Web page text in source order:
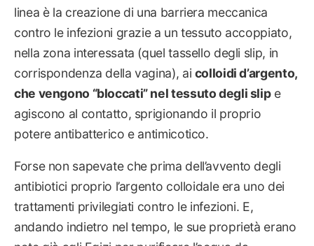
linea è la creazione di una barriera meccanica
contro le infezioni grazie a un tessuto accoppiato,
nella zona interessata (quel tassello degli slip, in
corrispondenza della vagina), ai colloidi d’argento,
che vengono “bloccati” nel tessuto degli slipe
agiscono al contatto, sprigionando il proprio
potere antibatterico e antimicotico.
Forse non sapevate che prima dell’avvento degli
antibiotici proprio l’argento colloidale era uno dei
trattamenti privilegiati contro le infezioni. E,
andando indietro nel tempo, le sue proprietà erano